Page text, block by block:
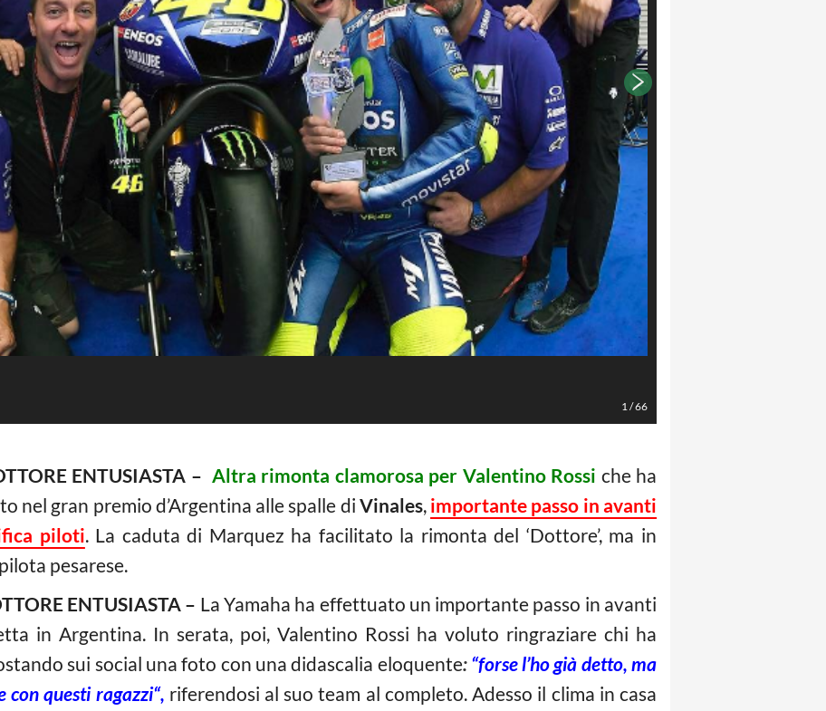
1/66
ENTUSIASTA – Altra rimonta clamorosa per Valentino Rossi che ha
nel gran premio d’Argentina alle spalle di Vinales, importante passo in avanti
piloti. La caduta di Marquez ha facilitato la rimonta del ‘Dottore’, ma in
pesarese.
ENTUSIASTA – La Yamaha ha effettuato un importante passo in avanti
in Argentina. In serata, poi, Valentino Rossi ha voluto ringraziare chi ha
sui social una foto con una didascalia eloquente:“forse l’ho già detto, ma
con questi ragazzi“, riferendosi al suo team al completo. Adesso il clima in casa